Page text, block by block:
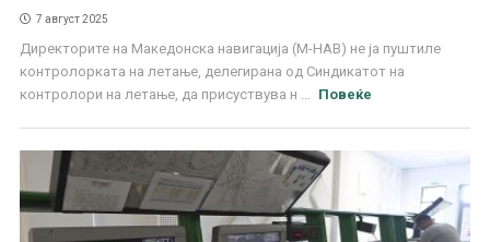
7 август 2025
Директорите на Македонска навигација (М-НАВ) не ја пуштиле
контролорката на летање, делегирана од Синдикатот на
контролори на летање, да присуствува н ...
Повеќе